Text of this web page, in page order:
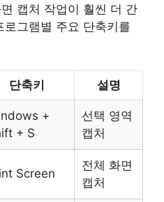
캡처 작업이 훨씬 더 간
그램별 주요 단축키를
단축키 설명
+
+ S
선택 영역
캡처
Screen
전체 화면
캡처